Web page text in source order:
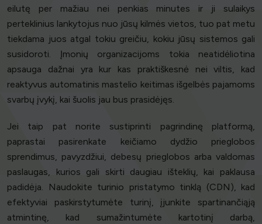
eilutę per mažiau nei penkias minutes ir ji sulaikys
perteklinius lankytojus nuo jūsų kilmės vietos, tuo pat metu
tiekdama juos atgal tokiu greičiu, kokiu jūsų sistemos gali
susidoroti. Įmonių organizacijoms tokia neatidėliotina
apsauga dažnai yra kur kas praktiškesnė nei viltis, kad
reaktyvus automatinis mastelio keitimas išgelbės pajamoms
svarbų įvykį, kai šuolis jau bus prasidėjęs.
Jei taip pat norite sustiprinti pagrindinę platformą,
paprastai pasirenkate keičiamo dydžio prieglobos
sprendimus, pavyzdžiui, debesų prieglobos arba valdomas
paslaugas, kurios gali skirti daugiau išteklių, kai paklausa
padidėja. Naudokite turinio pristatymo tinklą (CDN), kad
efektyviai paskirstytumėte turinį, įjunkite spartinančiąją
atmintinę, kad sumažintumėte kartotinį darbą,